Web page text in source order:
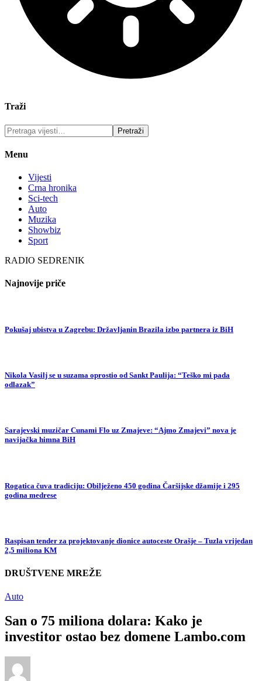
Traži
Menu
Vijesti
Crna hronika
Sci-tech
Auto
Muzika
Showbiz
Sport
RADIO SEDRENIK
Najnovije priče
Pokušaj ubistva u Zagrebu: Državljanin Brazila izbo partnera iz BiH
Nikola Vasilj se u suzama oprostio od Sankt Paulija: “Teško mi pada
odlazak”
Sarajevski muzičar Cunami Flo uz Zmajeve: “Ajmo Zmajevi” nova je
navijačka himna BiH
Rogatica čuva tradiciju: Obilježeno 450 godina Čaršijske džamije i 295
godina medrese
Raspisan tender za projektovanje dionice autoceste Orašje – Tuzla vrijedan
2,5 miliona KM
DRUŠTVENE MREŽE
Auto
San o 75 miliona dolara: Kako je
investitor ostao bez domene Lambo.com